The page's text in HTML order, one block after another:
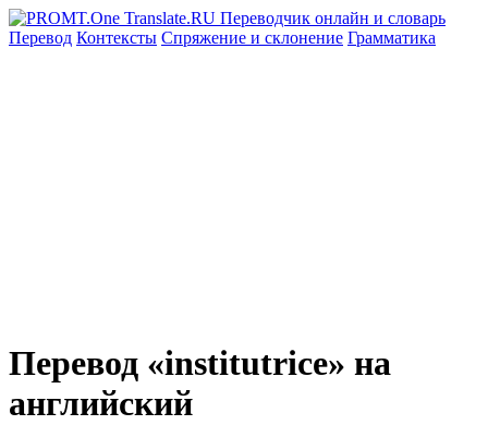
Перевод Контексты Спряжение и склонение Грамматика
Перевод «institutrice» на
английский